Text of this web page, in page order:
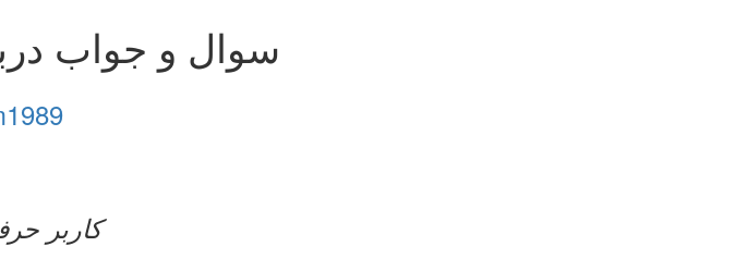
سوال و جواب
کاربر